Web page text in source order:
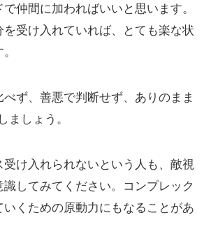
仲間に加わればいいと思います。
を受け入れていれば、とても楽な状
ず、善悪で判断せず、ありのまま
ましょう。
け入れられないという人も、敵視
識してみてください。コンプレック
いくための原動力にもなることがあ